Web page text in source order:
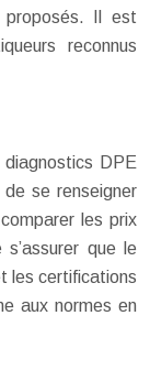
Il est
reconnus
DPE
se renseigner
les prix
que le
les certifications
aux normes en